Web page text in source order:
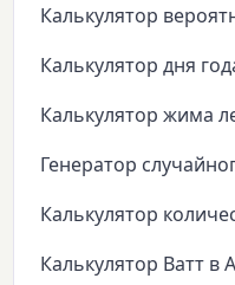
Калькулятор
Калькулятор дня
Калькулятор жима
Генератор
Калькулятор
Калькулятор Ватт в